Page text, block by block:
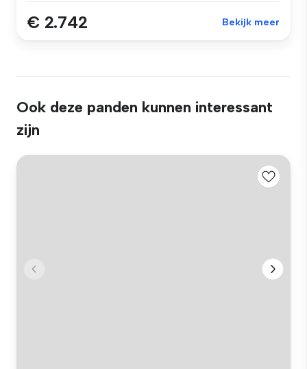
€ 2.742 Bekijk meer
Ook deze panden kunnen interessant
zijn